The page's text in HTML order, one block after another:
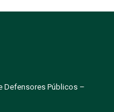
Defensores Públicos –